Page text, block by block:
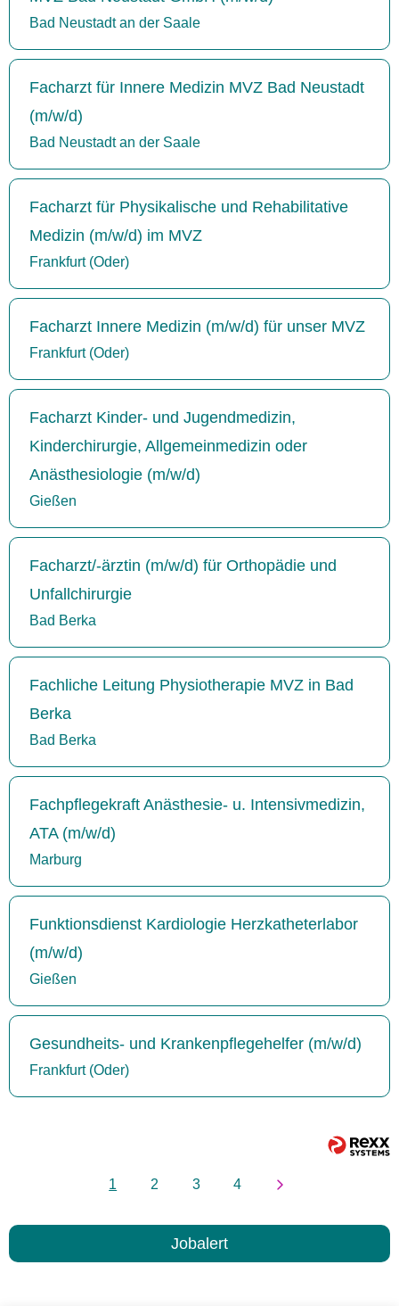
Bad Neustadt an der Saale
Facharzt für Innere Medizin MVZ Bad Neustadt
(m/w/d)
Bad Neustadt an der Saale
Facharzt für Physikalische und Rehabilitative
Medizin (m/w/d) im MVZ
Frankfurt (Oder)
Facharzt Innere Medizin (m/w/d) für unser MVZ
Frankfurt (Oder)
Facharzt Kinder- und Jugendmedizin,
Kinderchirurgie, Allgemeinmedizin oder
Anästhesiologie (m/w/d)
Gießen
Facharzt/-ärztin (m/w/d) für Orthopädie und
Unfallchirurgie
Bad Berka
Fachliche Leitung Physiotherapie MVZ in Bad
Berka
Bad Berka
Fachpflegekraft Anästhesie- u. Intensivmedizin,
ATA (m/w/d)
Marburg
Funktionsdienst Kardiologie Herzkatheterlabor
(m/w/d)
Gießen
Gesundheits- und Krankenpflegehelfer (m/w/d)
Frankfurt (Oder)
1 2 3 4
Jobalert